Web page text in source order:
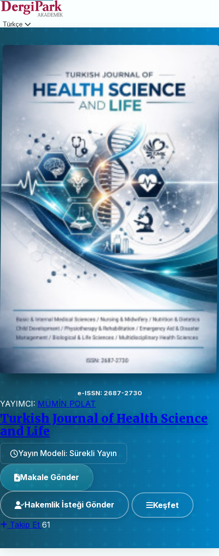
Türkçe
e-ISSN: 2687-2730
YAYIMCI: MÜMİN POLAT
Turkish Journal of Health Science
and Life
Yayın Modeli: Sürekli Yayın
Makale Gönder
Hakemlik İsteği Gönder Keşfet
Takip Et 61